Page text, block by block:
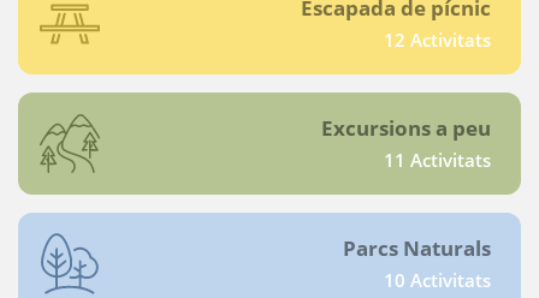
Escapada de pícnic
12 Activitats
Excursions a peu
11 Activitats
Parcs Naturals
10 Activitats